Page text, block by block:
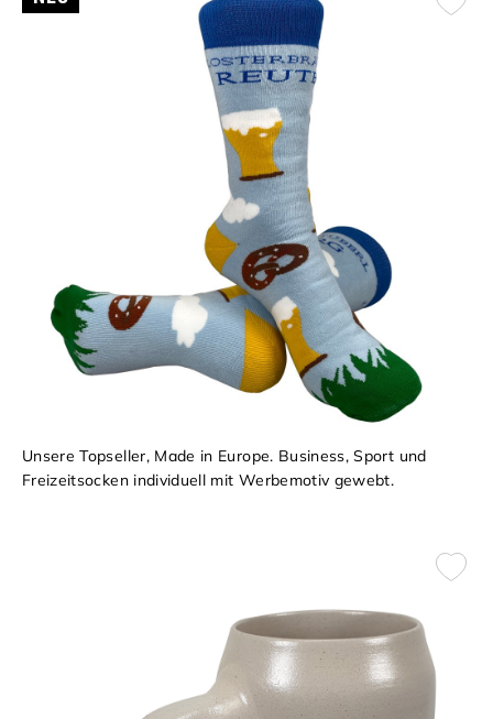
Unsere Topseller, Made in Europe. Business, Sport und
Freizeitsocken individuell mit Werbemotiv gewebt.